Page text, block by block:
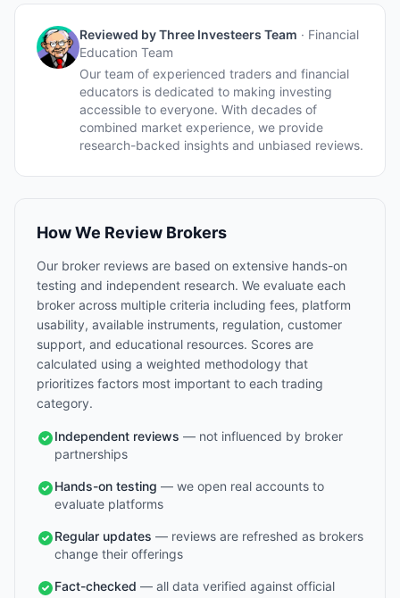
Reviewed byThree Investeers Team · Financial
Education Team
Our team of experienced traders and financial
educators is dedicated to making investing
accessible to everyone. With decades of
combined market experience, we provide
research-backed insights and unbiased reviews.
How We Review Brokers
Our broker reviews are based on extensive hands-on
testing and independent research. We evaluate each
broker across multiple criteria including fees, platform
usability, available instruments, regulation, customer
support, and educational resources. Scores are
calculated using a weighted methodology that
prioritizes factors most important to each trading
category.
Independent reviews — not influenced by broker
partnerships
Hands-on testing — we open real accounts to
evaluate platforms
Regular updates — reviews are refreshed as brokers
change their offerings
Fact-checked — all data verified against official